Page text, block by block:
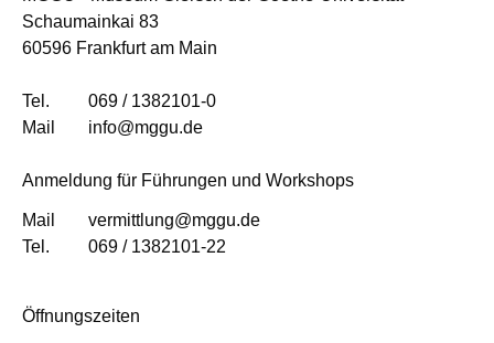
Schaumainkai 83
60596 Frankfurt am Main
Tel.
069 / 1382101-0
Mail
info@mggu.de
Anmeldung für Führungen und Workshops
Mail
vermittlung@mggu.de
Tel.
069 / 1382101-22
Öffnungszeiten